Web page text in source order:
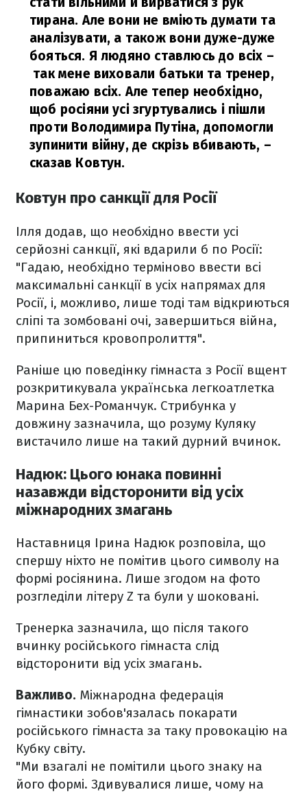
тирана. Але вони не вміють думати та
аналізувати, а також вони дуже-дуже
бояться. Я людяно ставлюсь до всіх –
так мене виховали батьки та тренер,
поважаю всіх. Але тепер необхідно,
щоб росіяни усі згуртувались і пішли
проти Володимира Путіна, допомогли
зупинити війну, де скрізь вбивають, –
сказав Ковтун.
Ковтун про санкції для Росії
Ілля додав, що необхідно ввести усі
серйозні санкції, які вдарили б по Росії:
"Гадаю, необхідно терміново ввести всі
максимальні санкції в усіх напрямах для
Росії, і, можливо, лише тоді там відкриються
сліпі та зомбовані очі, завершиться війна,
припиниться кровопролиття".
Раніше цю поведінку гімнаста з Росії вщент
розкритикувала українська легкоатлетка
Марина Бех-Романчук. Стрибунка у
довжину зазначила, що розуму Куляку
вистачило лише на такий дурний вчинок.
Надюк: Цього юнака повинні
назавжди відсторонити від усіх
міжнародних змагань
Наставниця Ірина Надюк розповіла, що
спершу ніхто не помітив цього символу на
формі росіянина. Лише згодом на фото
розгледіли літеру Z та були у шоковані.
Тренерка зазначила, що після такого
вчинку російського гімнаста слід
відсторонити від усіх змагань.
Важливо. Міжнародна федерація
гімнастики зобов'язалась покарати
російського гімнаста за таку провокацію на
Кубку світу.
"Ми взагалі не помітили цього знаку на
його формі. Здивувалися лише, чому на